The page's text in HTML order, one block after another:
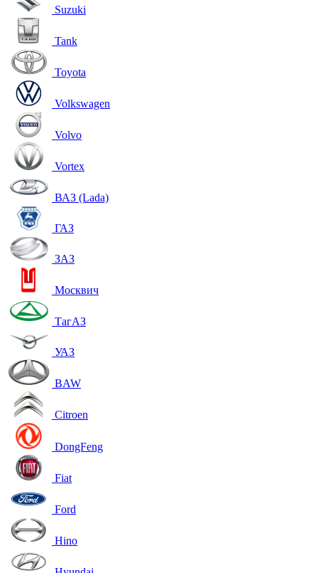
Suzuki
Tank
Toyota
Volkswagen
Volvo
Vortex
ВАЗ (Lada)
ГАЗ
ЗАЗ
Москвич
ТагАЗ
УАЗ
BAW
Citroen
DongFeng
Fiat
Ford
Hino